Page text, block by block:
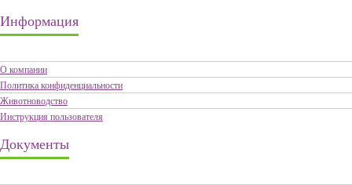
Информация
О компании
Политика конфиденциальности
Животноводство
Инструкция пользователя
Документы